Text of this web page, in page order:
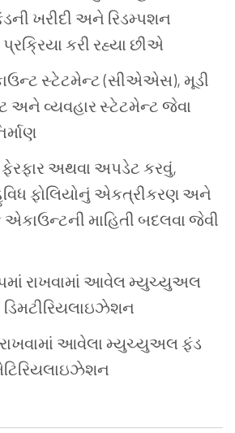
ખરીદી અને રિડમ્પશન
કરી રહ્યા છીએ
સ્ટેટમેન્ટ (સીએએસ), મૂડી
અને વ્યવહાર સ્ટેટમેન્ટ જેવા
અથવા અપડેટ કરવું,
ફોલિયોનું એકત્રીકરણ અને
માહિતી બદલવા જેવી
રાખવામાં આવેલ મ્યુચ્યુઅલ
રાખવામાં આવેલા મ્યુચ્યુઅલ ફંડ